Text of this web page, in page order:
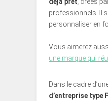
professionnels. Il
personnaliser en
Vous aimerez
une marque qui
Dans le cadre
d’entreprise type